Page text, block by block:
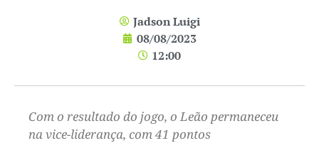
Jadson Luigi
08/08/2023
12:00
Com o resultado do jogo, o Leão permaneceu
na vice-liderança, com 41 pontos